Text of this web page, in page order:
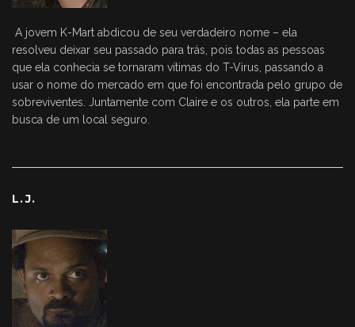
A jovem K-Mart abdicou de seu verdadeiro nome – ela
resolveu deixar seu passado para trás, pois todas as pessoas
que ela conhecia se tornaram vítimas do T-Virus, passando a
usar o nome do mercado em que foi encontrada pelo grupo de
sobreviventes. Juntamente com Claire e os outros, ela parte em
busca de um local seguro.
L.J.